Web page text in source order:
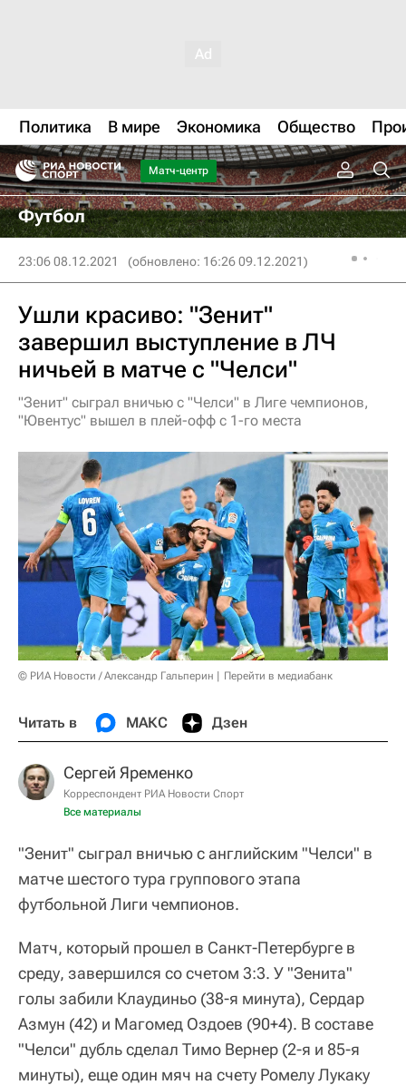
Политика В мире Экономика Общество
Матч-центр
Футбол
23:06 08.12.2021 (обновлено: 16:26 09.12.2021)
Ушли красиво: "Зенит"
завершил выступление в ЛЧ
ничьей в матче с "Челси"
"Зенит" сыграл вничью с "Челси" в Лиге чемпионов,
"Ювентус" вышел в плей-офф с 1-го места
© РИА Новости / Александр Гальперин Перейти в медиабанк
Читать в МАКС Дзен
Сергей Яременко
Корреспондент РИА Новости Спорт
Все материалы
"Зенит" сыграл вничью с английским "Челси" в
матче шестого тура группового этапа
футбольной Лиги чемпионов.
Матч, который прошел в Санкт-Петербурге в
среду, завершился со счетом 3:3. У "Зенита"
голы забили Клаудиньо (38-я минута), Сердар
Азмун (42) и Магомед Оздоев (90+4). В составе
"Челси" дубль сделал Тимо Вернер (2-я и 85-я
минуты), еще один мяч на счету Ромелу Лукаку